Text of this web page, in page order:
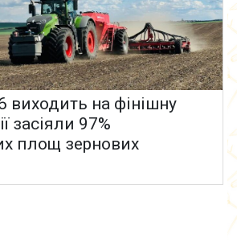
виходить на фінішну
засіяли 97%
площ зернових